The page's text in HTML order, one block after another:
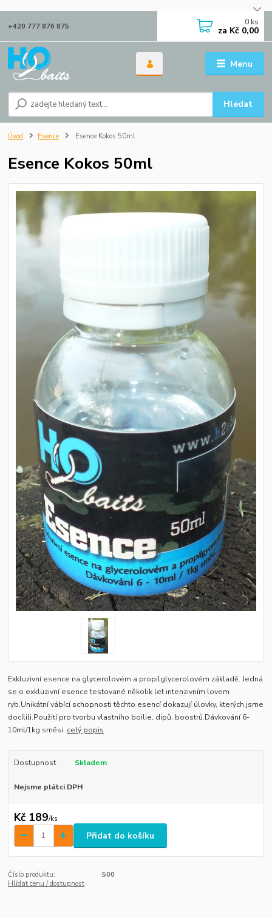
Menu
Hledat
+420 777 876 875 0 ks
za Kč 0,00
Úvod Esence Esence Kokos 50ml
Esence Kokos 50ml
Exkluzivní esence na glycerolovém a propilglycerolovém základě. Jedná
se o exkluzivní esence testované několik let intenzivním lovem
ryb.Unikátní vábící schopnosti těchto esencí dokazují úlovky, kterých jsme
docílili.Použití pro tvorbu vlastního boilie, dipů, boostrů.Dávkování 6-
10ml/1kg směsi. celý popis
Dostupnost Skladem
Nejsme plátci DPH
Kč 189/ks
Přidat do košíku
Číslo produktu:
500
Hlídat cenu / dostupnost